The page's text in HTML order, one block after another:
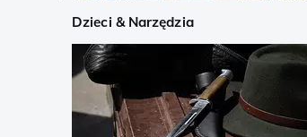
Dzieci & Narzędzia